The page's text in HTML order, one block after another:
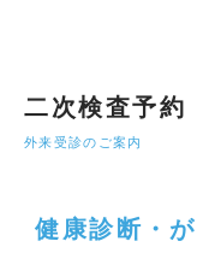
二次検査予約
外来受診のご案内
健康診断・